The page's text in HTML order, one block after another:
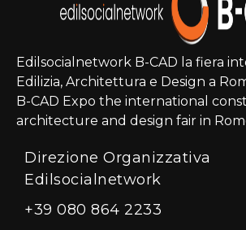
Edilsocialnetwork B-CAD la fiera
Edilizia, Architettura e Design a
B-CAD Expo the international
architecture and design fair in
Direzione Organizzativa
Edilsocialnetwork
+39 080 864 2233